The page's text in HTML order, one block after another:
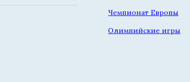
Чемпионат Европы
Олимпийские игры